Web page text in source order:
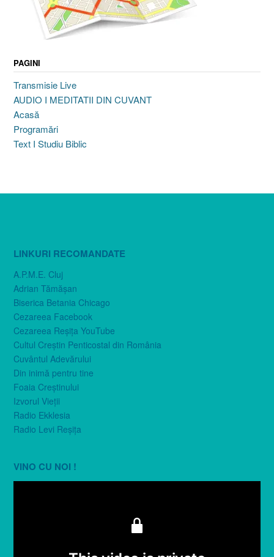
PAGINI
Transmisie Live
AUDIO I MEDITATII DIN CUVANT
Acasă
Programări
Text I Studiu Biblic
LINKURI RECOMANDATE
A.P.M.E. Cluj
Adrian Tămăşan
Biserica Betania Chicago
Cezareea Facebook
Cezareea Reşiţa YouTube
Cultul Creştin Penticostal din România
Cuvântul Adevărului
Din inimă pentru tine
Foaia Creştinului
Izvorul Vieţii
Radio Ekklesia
Radio Levi Reşiţa
VINO CU NOI !